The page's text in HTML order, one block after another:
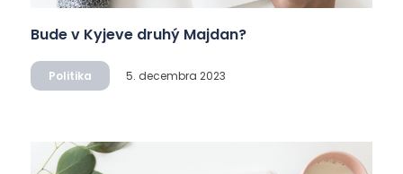
Bude v Kyjeve druhý Majdan?
Politika 5. decembra 2023